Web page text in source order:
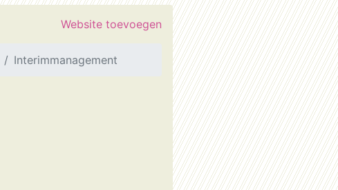
Website toevoegen
Interimmanagement